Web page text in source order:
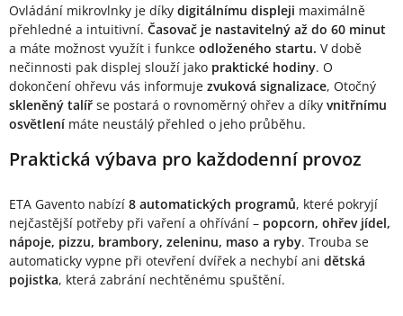
Ovládání mikrovlnky je díky digitálnímu displeji maximálně
přehledné a intuitivní. Časovač je nastavitelný až do 60 minut
a máte možnost využít i funkce odloženého startu. V době
nečinnosti pak displej slouží jako praktické hodiny. O
dokončení ohřevu vás informuje zvuková signalizace, Otočný
skleněný talíř se postará o rovnoměrný ohřev a díky vnitřnímu
osvětlení máte neustálý přehled o jeho průběhu.
Praktická výbava pro každodenní provoz
ETA Gavento nabízí 8 automatických programů, které pokryjí
nejčastější potřeby při vaření a ohřívání – popcorn, ohřev jídel,
nápoje, pizzu, brambory, zeleninu, maso a ryby. Trouba se
automaticky vypne při otevření dvířek a nechybí ani dětská
pojistka, která zabrání nechtěnému spuštění.